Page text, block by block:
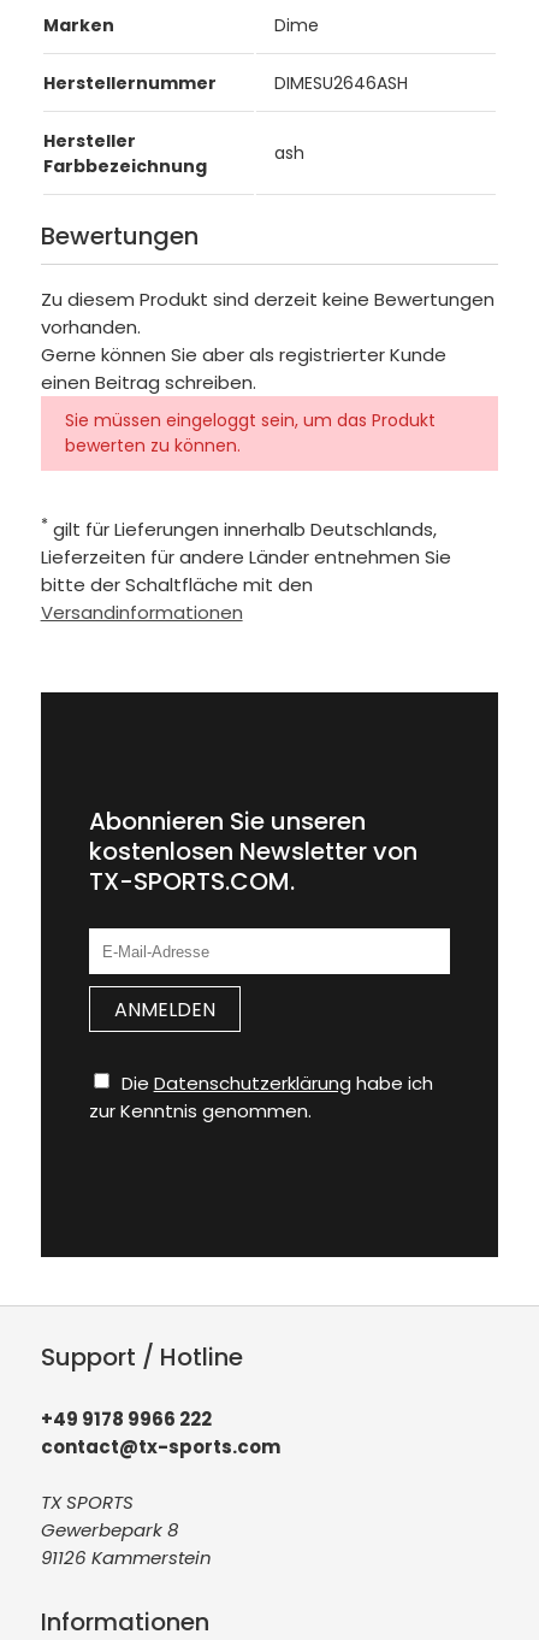
Marken Dime
Herstellernummer DIMESU2646ASH
Hersteller
Farbbezeichnung
ash
Bewertungen
Zu diesem Produkt sind derzeit keine Bewertungen
vorhanden.
Gerne können Sie aber als registrierter Kunde
einen Beitrag schreiben.
Sie müssen eingeloggt sein, um das Produkt
bewerten zu können.
* gilt für Lieferungen innerhalb Deutschlands,
Lieferzeiten für andere Länder entnehmen Sie
bitte der Schaltfläche mit den
Versandinformationen
Abonnieren Sie unseren
kostenlosen Newsletter von
TX-SPORTS.COM.
Die Datenschutzerklärung habe ich
zur Kenntnis genommen.
Support / Hotline
+49 9178 9966 222
contact@tx-sports.com
TX SPORTS
Gewerbepark 8
91126 Kammerstein
Informationen